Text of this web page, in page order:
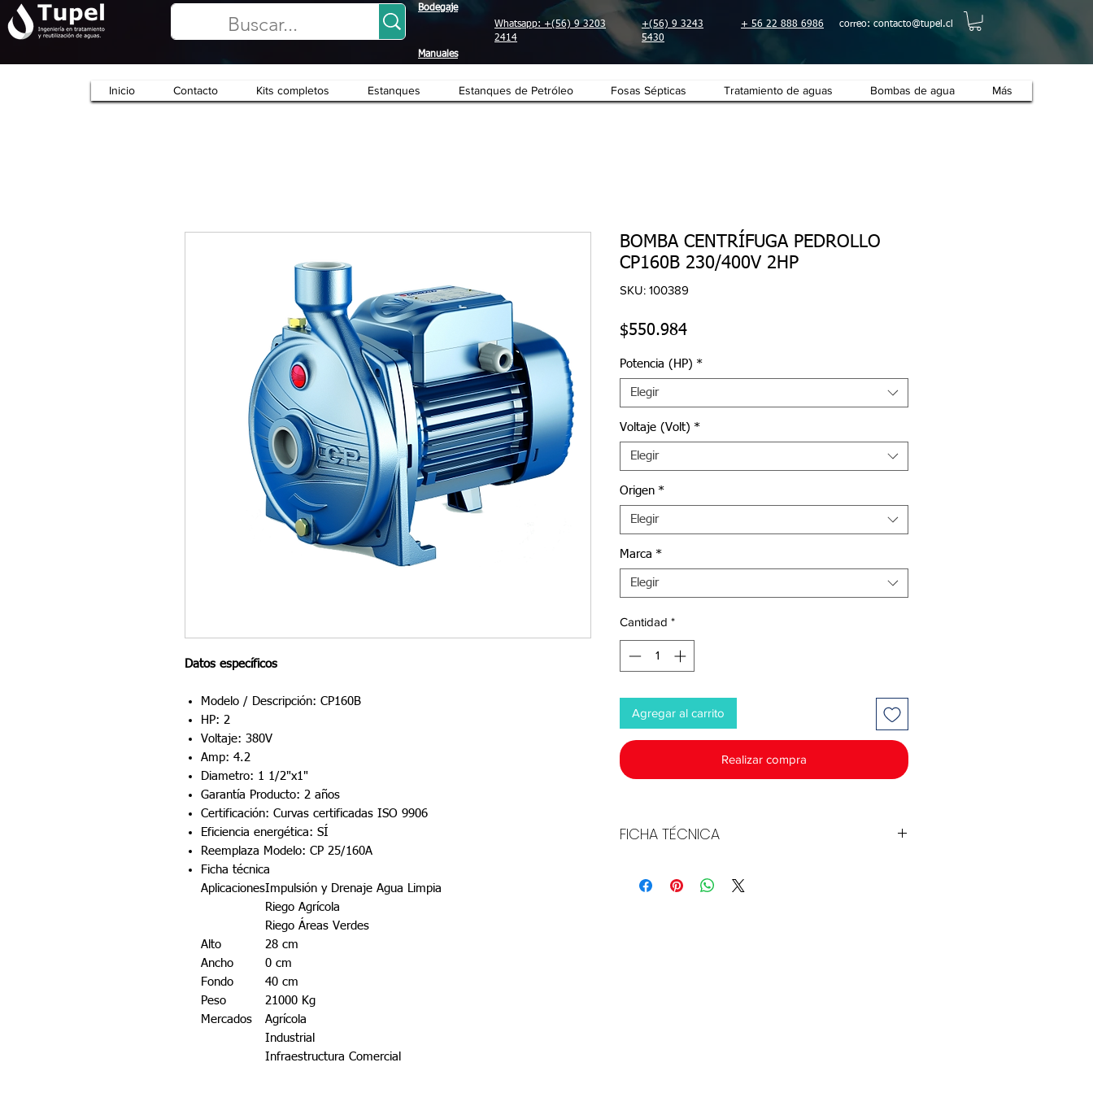
Bodegaje
Whatsapp: +(56) 9 3203
2414
+(56) 9 3243
5430
Manuales
+ 56 22 888 6986 correo: contacto@tupel.cl
Inicio Contacto Kits completos Estanques Estanques de Petróleo Fosas Sépticas Tratamiento de aguas Bombas de agua Más
Datos específicos
Modelo / Descripción: CP160B
HP: 2
Voltaje: 380V
Amp: 4.2
Diametro: 1 1/2"x1"
Garantía Producto: 2 años
Certificación: Curvas certificadas ISO 9906
Eficiencia energética: SÍ
Reemplaza Modelo: CP 25/160A
Ficha técnica
AplicacionesImpulsión y Drenaje Agua Limpia
Riego Agrícola
Riego Áreas Verdes
Alto
28 cm
Ancho
0 cm
Fondo
40 cm
Peso
21000 Kg
Mercados
Agrícola
Industrial
Infraestructura Comercial
BOMBA CENTRÍFUGA PEDROLLO
CP160B 230/400V 2HP
SKU: 100389
$550.984Precio
Potencia (HP) *
Elegir
Voltaje (Volt) *
Elegir
Origen *
Elegir
Marca *
Elegir
Cantidad *
Agregar al carrito
Realizar compra
FICHA TÉCNICA